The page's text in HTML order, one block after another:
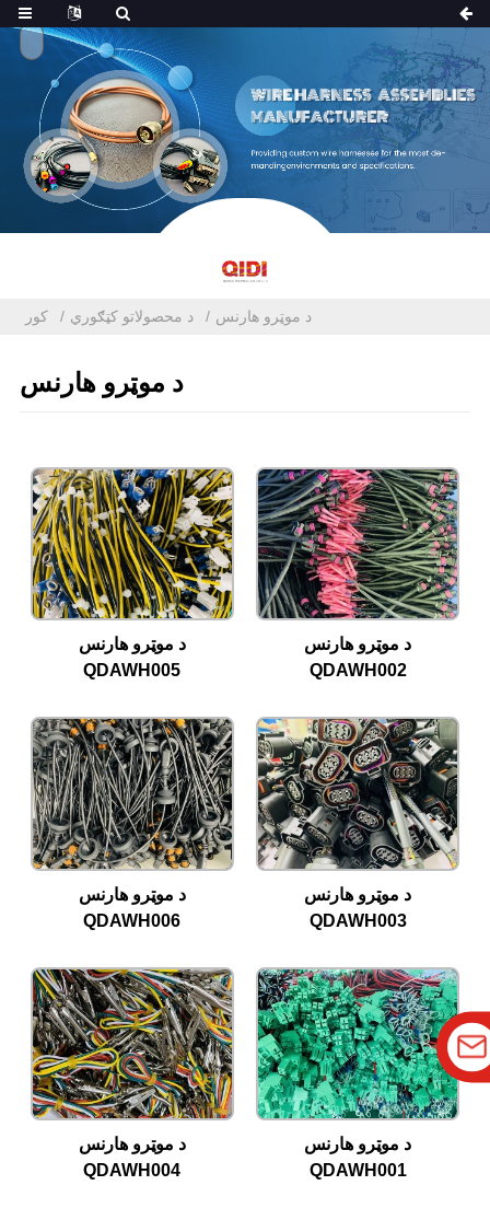
کور د محصولاتو کټګوري د موټرو هارنس
د موټرو هارنس
د موټرو هارنس
QDAWH005
د موټرو هارنس
QDAWH002
د موټرو هارنس
QDAWH006
د موټرو هارنس
QDAWH003
د موټرو هارنس
QDAWH004
د موټرو هارنس
QDAWH001